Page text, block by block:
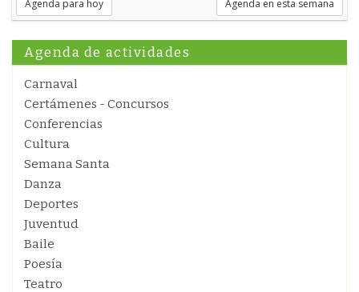
Agenda para hoy Agenda en esta semana
Agenda de actividades
Carnaval
Certámenes - Concursos
Conferencias
Cultura
Semana Santa
Danza
Deportes
Juventud
Baile
Poesía
Teatro